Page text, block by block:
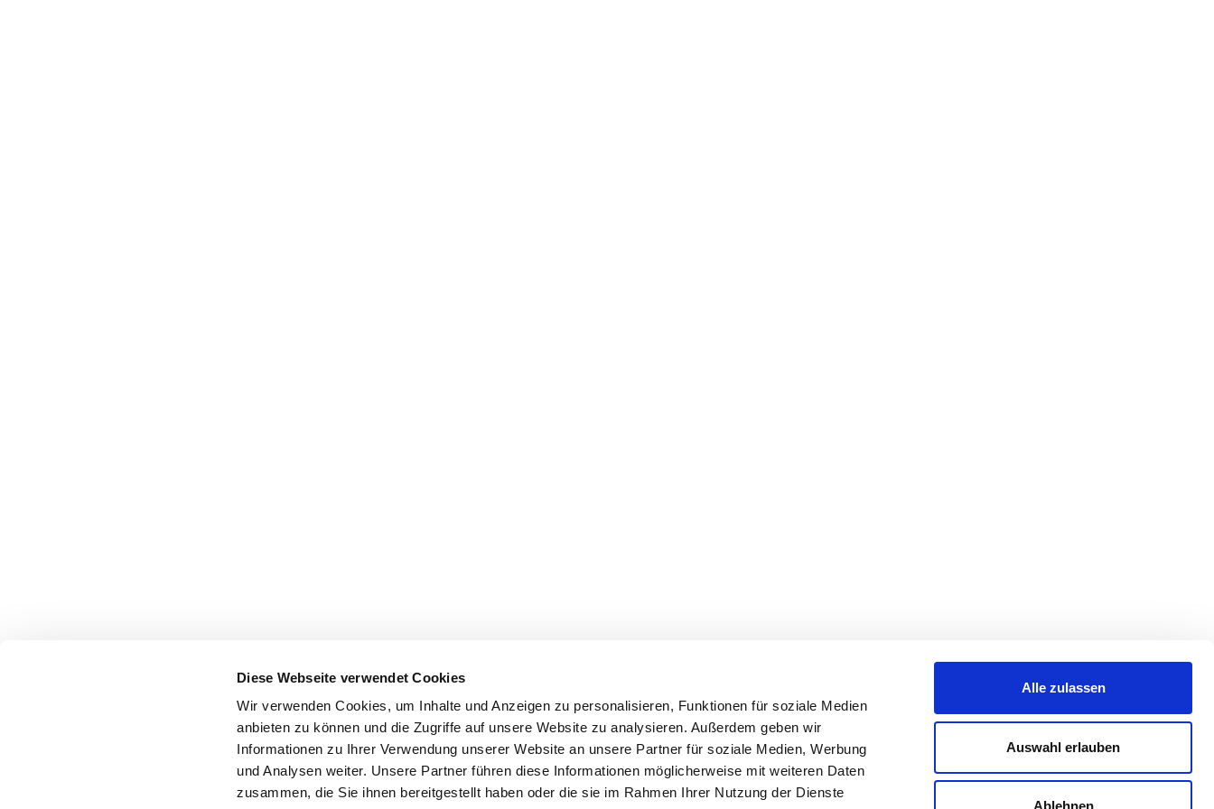
Diese Webseite verwendet Cookies
Wir verwenden Cookies, um Inhalte und Anzeigen zu personalisieren, Funktionen für soziale Medien
anbieten zu können und die Zugriffe auf unsere Website zu analysieren. Außerdem geben wir
Informationen zu Ihrer Verwendung unserer Website an unsere Partner für soziale Medien, Werbung
und Analysen weiter. Unsere Partner führen diese Informationen möglicherweise mit weiteren Daten
zusammen, die Sie ihnen bereitgestellt haben oder die sie im Rahmen Ihrer Nutzung der Dienste
Alle zulassen
Auswahl erlauben
Ablehnen